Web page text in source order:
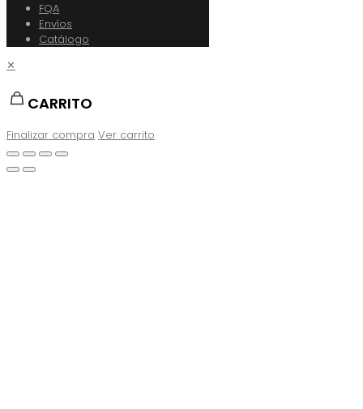
FQA
Envíos
Catálogo
✕
CARRITO
Finalizar compra Ver carrito